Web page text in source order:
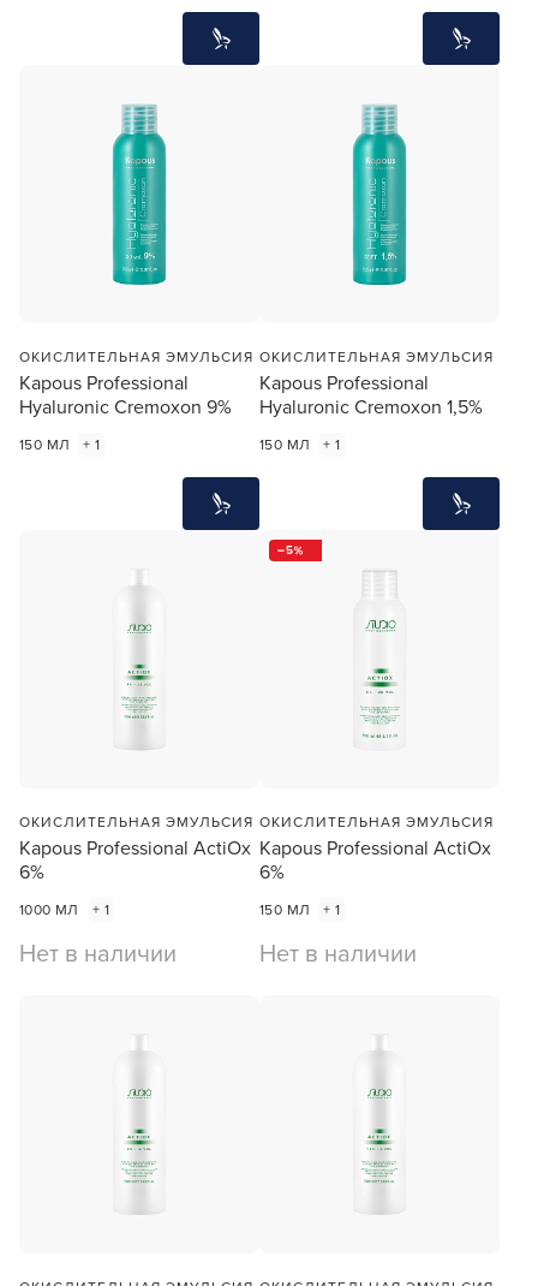
ОКИСЛИТЕЛЬНАЯ ЭМУЛЬСИЯ
Kapous Professional
Hyaluronic Cremoxon 9%
150 МЛ + 1
ОКИСЛИТЕЛЬНАЯ ЭМУЛЬСИЯ
Kapous Professional
Hyaluronic Cremoxon 1,5%
150 МЛ + 1
ОКИСЛИТЕЛЬНАЯ ЭМУЛЬСИЯ
Kapous Professional ActiOx
6%
1000 МЛ + 1
Нет в наличии
5
ОКИСЛИТЕЛЬНАЯ ЭМУЛЬСИЯ
Kapous Professional ActiOx
6%
150 МЛ + 1
Нет в наличии